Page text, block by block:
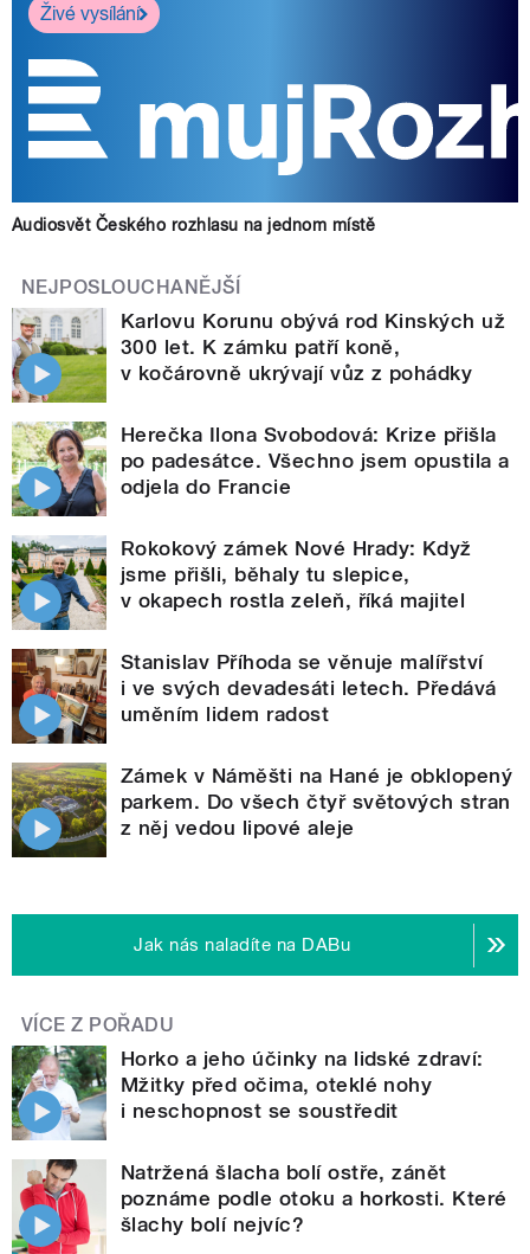
Živé vysílání
Audiosvět Českého rozhlasu na jednom místě
NEJPOSLOUCHANĚJŠÍ
Karlovu Korunu obývá rod Kinských už
300 let. K zámku patří koně,
v kočárovně ukrývají vůz z pohádky
Herečka Ilona Svobodová: Krize přišla
po padesátce. Všechno jsem opustila a
odjela do Francie
Rokokový zámek Nové Hrady: Když
jsme přišli, běhaly tu slepice,
v okapech rostla zeleň, říká majitel
Stanislav Příhoda se věnuje malířství
i ve svých devadesáti letech. Předává
uměním lidem radost
Zámek v Náměšti na Hané je obklopený
parkem. Do všech čtyř světových stran
z něj vedou lipové aleje
Jak nás naladíte na DABu
VÍCE Z POŘADU
Horko a jeho účinky na lidské zdraví:
Mžitky před očima, oteklé nohy
i neschopnost se soustředit
Natržená šlacha bolí ostře, zánět
poznáme podle otoku a horkosti. Které
šlachy bolí nejvíc?